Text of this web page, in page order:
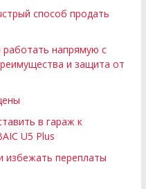
способ продать
работать напрямую с
и защита от
в гараж к
U5 Plus
избежать переплаты